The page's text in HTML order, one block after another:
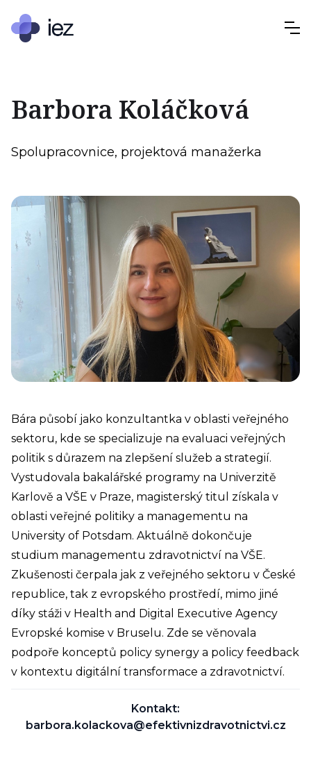
Barbora Koláčková
Spolupracovnice, projektová manažerka
Bára působí jako konzultantka v oblasti veřejného
sektoru, kde se specializuje na evaluaci veřejných
politik s důrazem na zlepšení služeb a strategií.
Vystudovala bakalářské programy na Univerzitě
Karlově a VŠE v Praze, magisterský titul získala v
oblasti veřejné politiky a managementu na
University of Potsdam. Aktuálně dokončuje
studium managementu zdravotnictví na VŠE.
Zkušenosti čerpala jak z veřejného sektoru v České
republice, tak z evropského prostředí, mimo jiné
díky stáži v Health and Digital Executive Agency
Evropské komise v Bruselu. Zde se věnovala
podpoře konceptů policy synergy a policy feedback
v kontextu digitální transformace a zdravotnictví.
Kontakt:
barbora.kolackova@efektivnizdravotnictvi.cz